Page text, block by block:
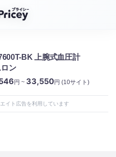
BK 上腕式血圧計
ン
円 ~ 33,550円 (10サイト)
イト広告を利用しています